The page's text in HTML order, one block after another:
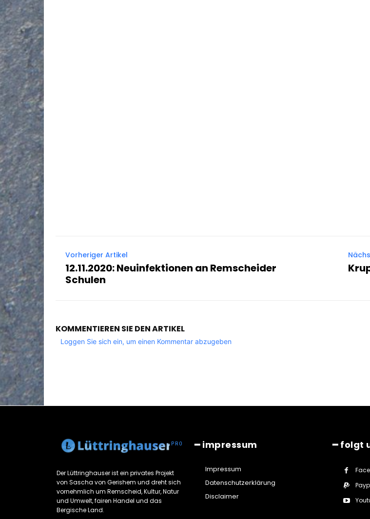
Vorheriger Artikel
12.11.2020: Neuinfektionen an Remscheider
Schulen
KOMMENTIEREN SIE DEN ARTIKEL
Loggen Sie sich ein, um einen Kommentar abzugeben
Der Lüttringhauser ist ein privates Projekt
von Sascha von Gerishem und dreht sich
vornehmlich um Remscheid, Kultur, Natur
und Umwelt, fairen Handel und das
Bergische Land.
━ impressum
Impressum
Datenschutzerklärung
Disclaimer
━ folgt